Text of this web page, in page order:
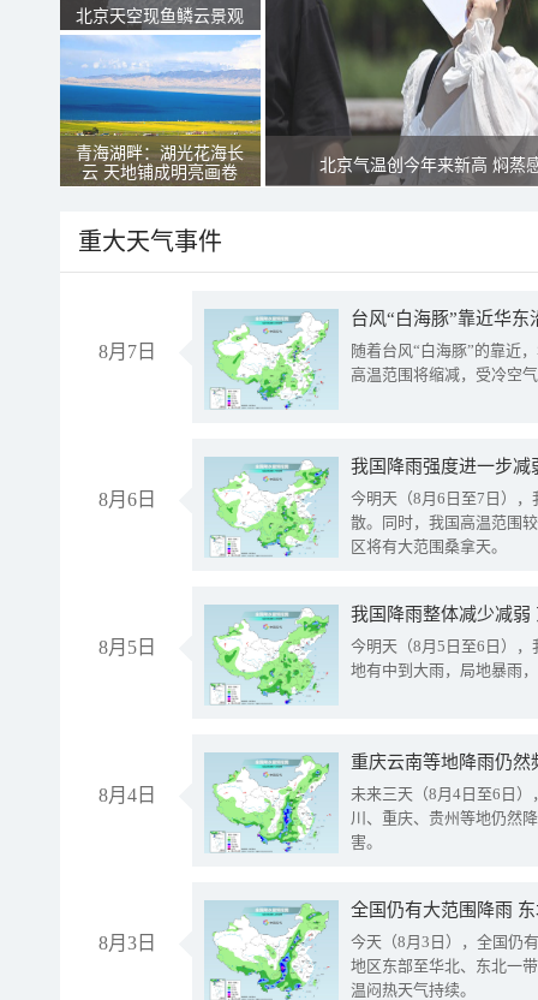
北京天空现鱼鳞云景观
青海湖畔：湖光花海长
云 天地铺成明亮画卷
北京气温创今年来新高 焖蒸
重大天气事件
8月7日
台风“白海豚”靠近华
随着台风“白海豚”的靠近
高温范围将缩减，受冷空
8月6日
今明天（8月6日至7日）
散。同时，我国高温范围
区将有大范围桑拿天。
8月5日
我国降雨整体减少减弱
今明天（8月5日至6日）
地有中到大雨，局地暴雨
8月4日
重庆云南等地降雨仍然
未来三天（8月4日至6日
川、重庆、贵州等地仍然
害。
8月3日
全国仍有大范围降雨
今天（8月3日），全国仍
地区东部至华北、东北一
温闷热天气持续。